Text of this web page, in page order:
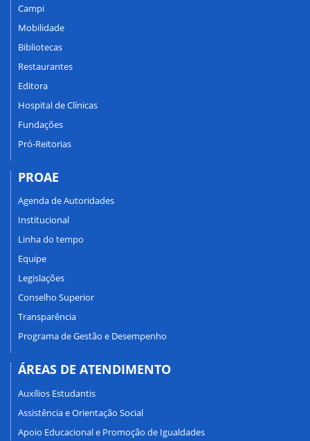
Campi
Mobilidade
Bibliotecas
Restaurantes
Editora
Hospital de Clínicas
Fundações
Pró-Reitorias
PROAE
Agenda de Autoridades
Institucional
Linha do tempo
Equipe
Legislações
Conselho Superior
Transparência
Programa de Gestão e Desempenho
ÁREAS DE ATENDIMENTO
Auxílios Estudantis
Assistência e Orientação Social
Apoio Educacional e Promoção de Igualdades